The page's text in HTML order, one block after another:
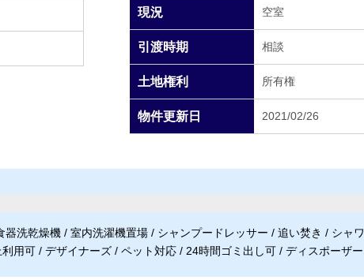
現況 空室
引渡時期 相談
土地権利 所有権
物件更新日 2021/02/26
洗乾燥機 / 室内洗濯機置場 / シャンプードレッサー / 追い焚き / シャ
用可 / デザイナーズ / ペット対応 / 24時間ゴミ出し可 / ディスポーザ